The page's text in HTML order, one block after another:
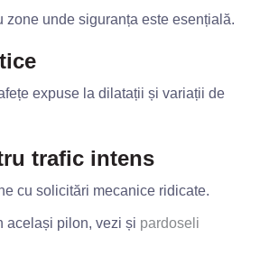
zone unde siguranța este esențială.
expuse la dilatații și variații de
trafic intens
cu solicitări mecanice ridicate.
același pilon, vezi și pardoseli